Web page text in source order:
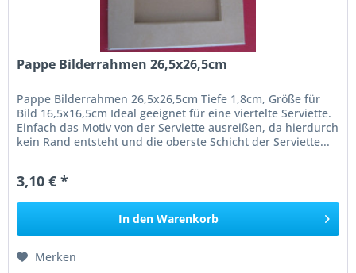
Pappe Bilderrahmen 26,5x26,5cm
Pappe Bilderrahmen 26,5x26,5cm Tiefe 1,8cm, Größe für
Bild 16,5x16,5cm Ideal geeignet für eine viertelte Serviette.
Einfach das Motiv von der Serviette ausreißen, da hierdurch
kein Rand entsteht und die oberste Schicht der Serviette...
3,10 € *
In den Warenkorb
Merken